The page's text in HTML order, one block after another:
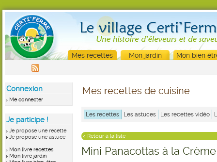
Mes recettes Mon jardin Mon bien
Connexion
Me connecter
Je participe !
Je propose une recette
Je propose une astuce
Mon livre recettes
Mon livre jardin
Mes recettes de cuisine
Les recettes Les astuces Les recettes vidéo
< Retour à la liste
Mini Panacottas à la